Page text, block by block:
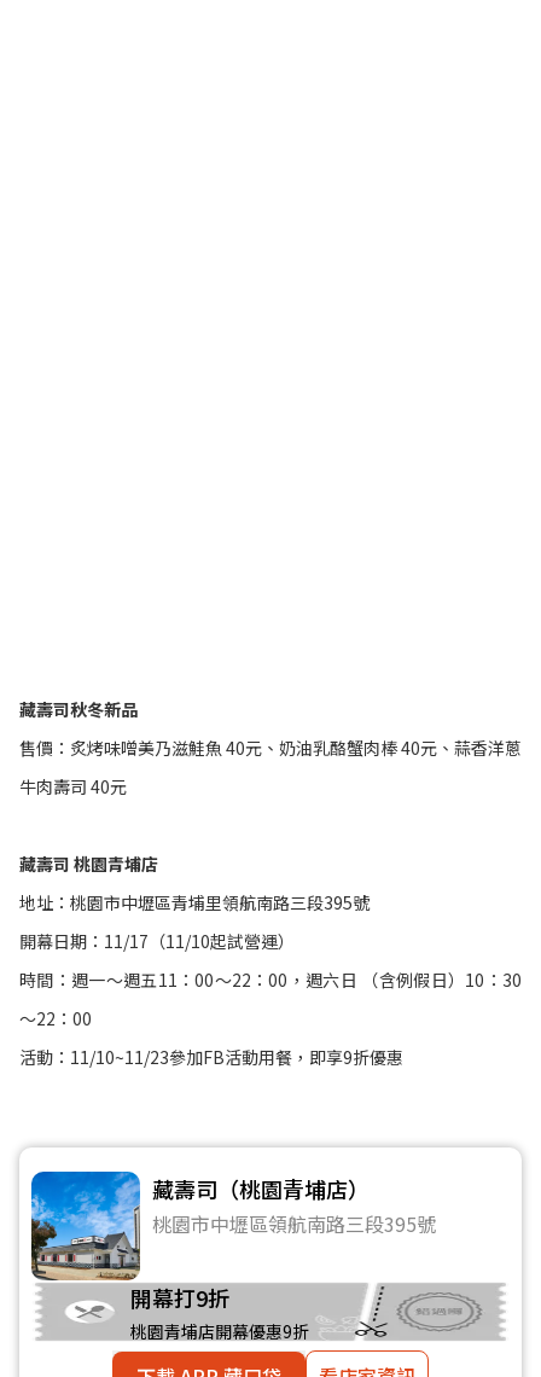
藏壽司秋冬新品
售價：炙烤味噌美乃滋鮭魚 40元、奶油乳酪蟹肉棒 40元、蒜香洋蔥
牛肉壽司 40元
藏壽司 桃園青埔店
地址：桃園市中壢區青埔里領航南路三段395號
開幕日期：11/17（11/10起試營運）
時間：週一～週五11：00～22：00，週六日 （含例假日）10：30
～22：00
活動：11/10~11/23參加FB活動用餐，即享9折優惠
藏壽司（桃園青埔店）
桃園市中壢區領航南路三段395號
開幕打9折
桃園青埔店開幕優惠9折